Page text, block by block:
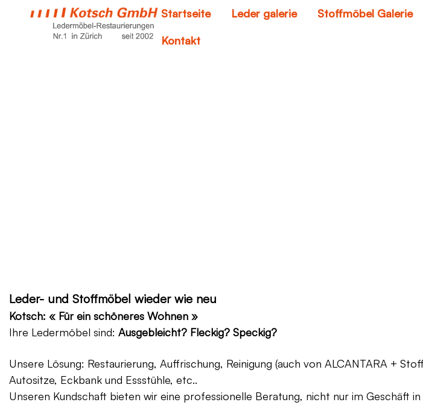
Startseite Leder galerie Stoffmöbel Galerie
Kontakt
Leder- und Stoffmöbel wieder wie neu
Kotsch: « Für ein schöneres Wohnen »
Ihre Ledermöbel sind: Ausgebleicht? Fleckig? Speckig?
Unsere Lösung: Restaurierung, Auffrischung, Reinigung (auch von ALCANTARA +
Autositze, Eckbank und Essstühle, etc..
Unseren Kundschaft bieten wir eine professionelle Beratung, nicht nur im Geschäft